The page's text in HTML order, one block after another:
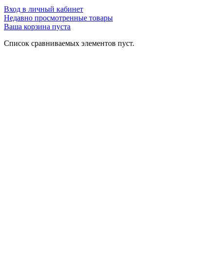
Вход в личный кабинет
Недавно просмотренные товары
Ваша корзина пуста
Список сравниваемых элементов пуст.